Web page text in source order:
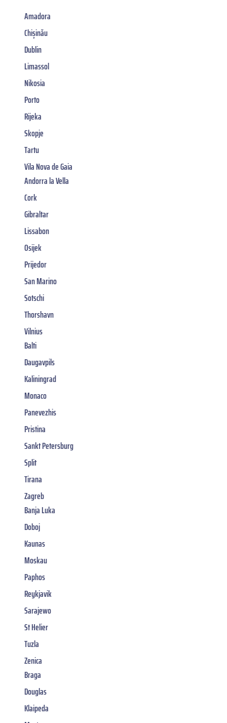
Amadora
Chișinău
Dublin
Limassol
Nikosia
Porto
Rijeka
Skopje
Tartu
Vila Nova de Gaia
Andorra la Vella
Cork
Gibraltar
Lissabon
Osijek
Prijedor
San Marino
Sotschi
Thorshavn
Vilnius
Balti
Daugavpils
Kaliningrad
Monaco
Panevezhis
Pristina
Sankt Petersburg
Split
Tirana
Zagreb
Banja Luka
Doboj
Kaunas
Moskau
Paphos
Reykjavik
Sarajewo
St Helier
Tuzla
Zenica
Braga
Douglas
Klaipeda